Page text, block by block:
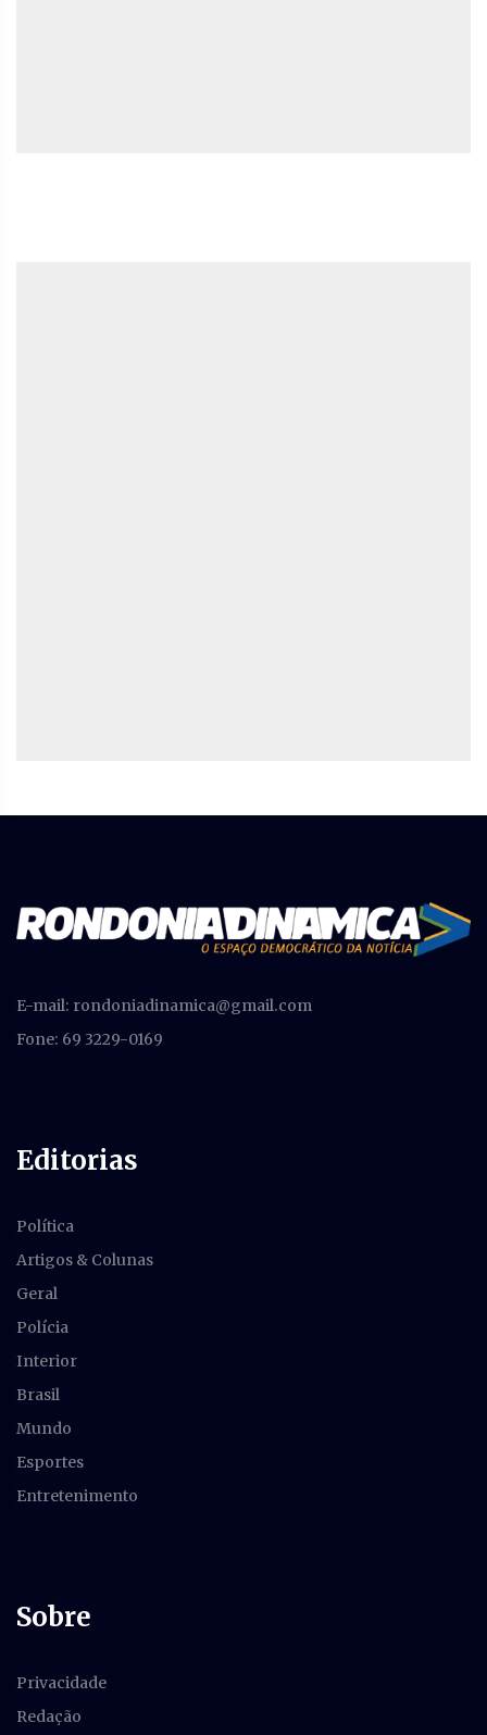
E-mail: rondoniadinamica@gmail.com
Fone: 69 3229-0169
Editorias
Política
Artigos & Colunas
Geral
Polícia
Interior
Brasil
Mundo
Esportes
Entretenimento
Sobre
Privacidade
Redação